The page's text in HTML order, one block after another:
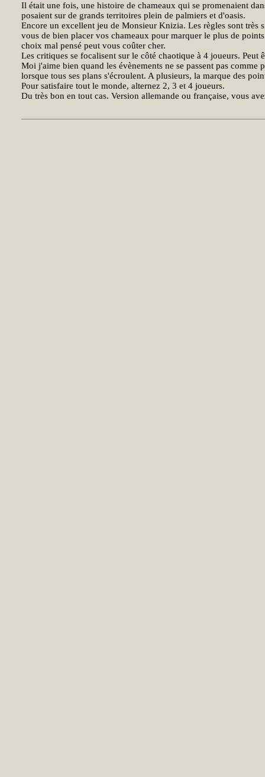
Il était une fois, une histoire de chameaux qui se promenaient
posaient sur de grands territoires plein de palmiers et d'oasis.
Encore un excellent jeu de Monsieur Knizia. Les règles sont très
vous de bien placer vos chameaux pour marquer le plus de
choix mal pensé peut vous coûter cher.
Les critiques se focalisent sur le côté chaotique à 4 joueurs. Peut
Moi j'aime bien quand les évènements ne se passent pas comme
lorsque tous ses plans s'écroulent. A plusieurs, la marque des
Pour satisfaire tout le monde, alternez 2, 3 et 4 joueurs.
Du très bon en tout cas. Version allemande ou française, vous